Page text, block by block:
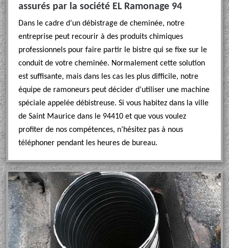
assurés par la société EL Ramonage 94
Dans le cadre d’un débistrage de cheminée, notre
entreprise peut recourir à des produits chimiques
professionnels pour faire partir le bistre qui se fixe sur le
conduit de votre cheminée. Normalement cette solution
est suffisante, mais dans les cas les plus difficile, notre
équipe de ramoneurs peut décider d’utiliser une machine
spéciale appelée débistreuse. Si vous habitez dans la ville
de Saint Maurice dans le 94410 et que vous voulez
profiter de nos compétences, n’hésitez pas à nous
téléphoner pendant les heures de bureau.